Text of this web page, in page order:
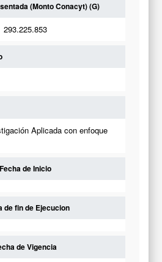
(Monto Conacyt) (G)
293.225.853
Aplicada con enfoque
Fecha de Inicio
de fin de Ejecucion
de Vigencia